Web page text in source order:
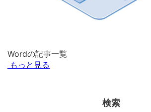
Wordの記事一覧
もっと見る
検索